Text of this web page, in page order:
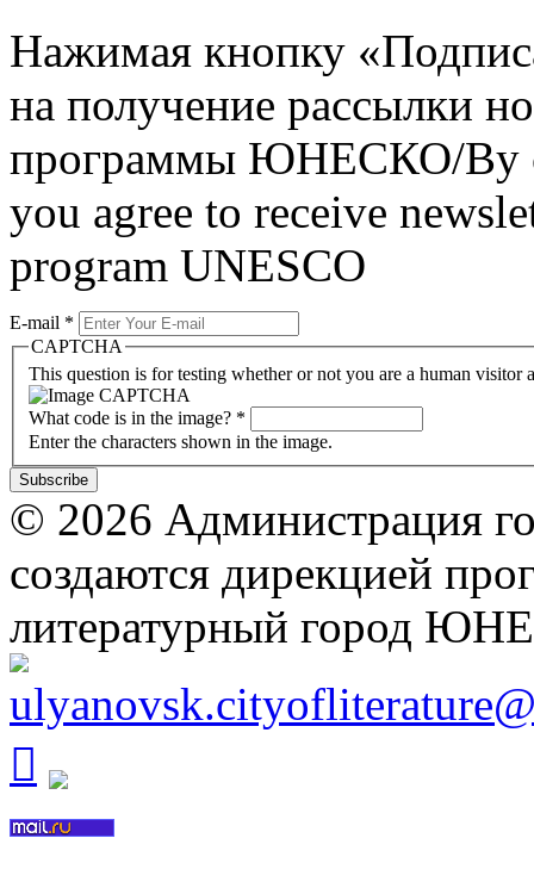
Нажимая кнопку
на получение рассылки
программы ЮНЕСКО/By
you agree to receive
program UNESCO
E-mail *
CAPTCHA
This question is for testing whether or not you are a human visitor
What code is in the image? *
Enter the characters shown in the image.
© 2026 Администрация
создаются дирекцией
литературный город
